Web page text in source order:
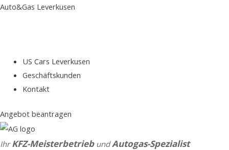
Auto&Gas Leverkusen
US Cars Leverkusen
Geschäftskunden
Kontakt
Angebot beantragen
IhrKFZ-Meisterbetrieb undAutogas-Spezialist